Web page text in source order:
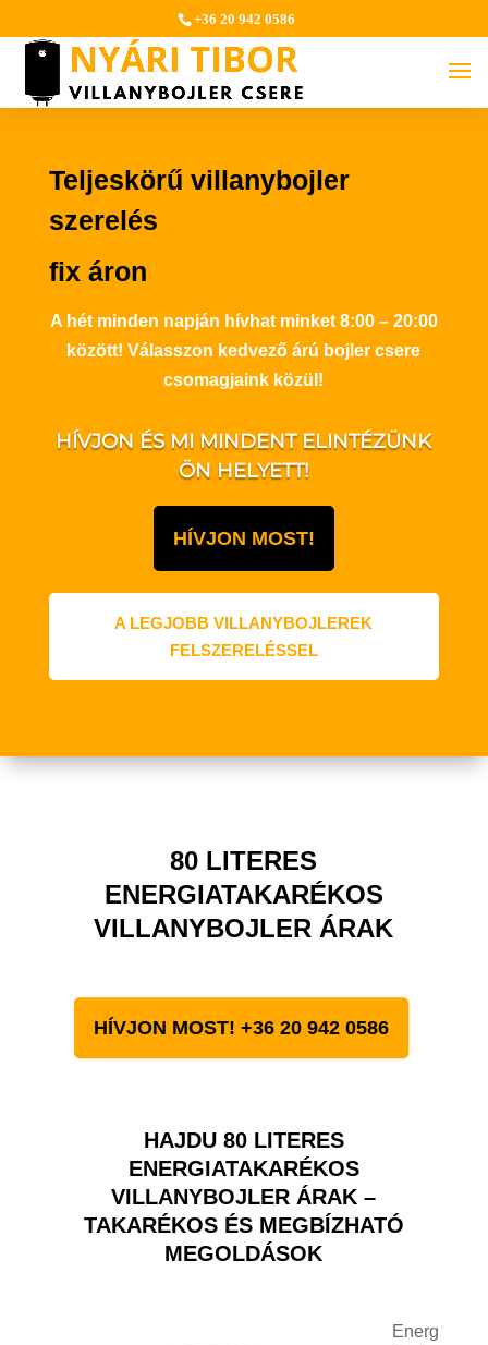
+36 20 942 0586
Teljeskörű villanybojler
szerelés
fix áron
A hét minden napján hívhat minket 8:00 – 20:00
között! Válasszon kedvező árú bojler csere
csomagjaink közül!
HÍVJON ÉS MI MINDENT ELINTÉZÜNK
ÖN HELYETT!
HÍVJON MOST!
A LEGJOBB VILLANYBOJLEREK
FELSZERELÉSSEL
80 LITERES
ENERGIATAKARÉKOS
VILLANYBOJLER ÁRAK
HÍVJON MOST! +36 20 942 0586
HAJDU 80 LITERES
ENERGIATAKARÉKOS
VILLANYBOJLER ÁRAK –
TAKARÉKOS ÉS MEGBÍZHATÓ
MEGOLDÁSOK
Energ